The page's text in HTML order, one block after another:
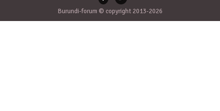
Burundi-forum © copyright 2013-2026